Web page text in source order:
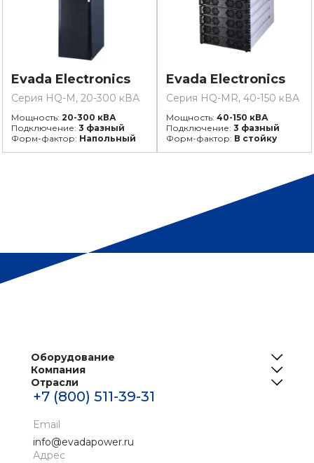
Evada Electronics
Серия HQ-M, 20-300 кВА
Мощность: 20-300 кВА
Подключение: 3 фазный
Форм-фактор: Напольный
Evada Electronics
Серия HQ-MR, 40-150 кВА
Мощность: 40-150 кВА
Подключение: 3 фазный
Форм-фактор: В стойку
Оборудование
ИБП
Решения для телеком
Компания
О нас
Реализованные проекты
Новости
Контакты
Отрасли
Центры обработки данных
Банки
Промышленные ИБП
+7 (800) 511-39-31
Email
info@evadapower.ru
Адрес